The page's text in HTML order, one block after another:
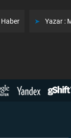
Haber Yazar :